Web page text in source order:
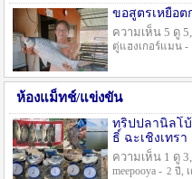
ขอสูตรเหยื่อต
ความเห็น 5 ดู
ตู่แฮงเกอร์แมน -
ห้องแม็ทช์/แข่งขัน
ทริปปลานิลโ
ธิ์ ฉะเชิงเทรา
ความเห็น 1 ดู
meepooya - 2 ปี ,